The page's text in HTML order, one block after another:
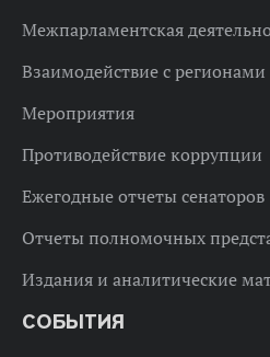
Межпарламентская
Взаимодействие с регионами
Мероприятия
Противодействие коррупции
Ежегодные отчеты сенаторов
Отчеты полномочных
Издания и аналитические
СОБЫТИЯ